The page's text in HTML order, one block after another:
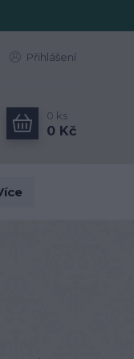
Přihlášení
0 ks
0 Kč